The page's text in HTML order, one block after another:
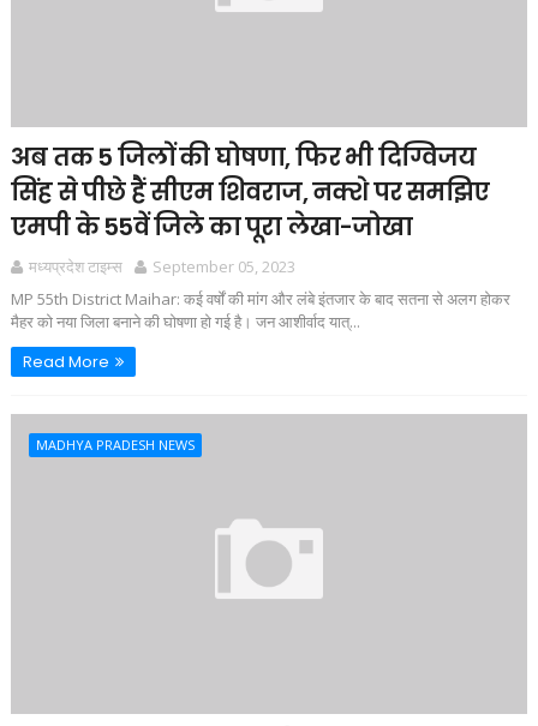
अब तक 5 जिलों की घोषणा, फिर भी दिग्विजय
सिंह से पीछे हैं सीएम शिवराज, नक्शे पर समझिए
एमपी के 55वें जिले का पूरा लेखा-जोखा
मध्यप्रदेश टाइम्स
September 05, 2023
MP 55th District Maihar: कई वर्षों की मांग और लंबे इंतजार के बाद सतना से अलग होकर
मैहर को नया जिला बनाने की घोषणा हो गई है। जन आशीर्वाद यात्...
Read More
MADHYA PRADESH NEWS